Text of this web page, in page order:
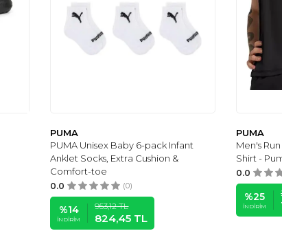
PUMA
PUMA Unisex Baby 6-pack Infant
Anklet Socks, Extra Cushion &
Comfort-toe
0.0 (0)
%14
İNDIRIM
953,12TL
824,45 TL
PUMA
Men's
Shirt -
0.0
%25
İNDIRIM